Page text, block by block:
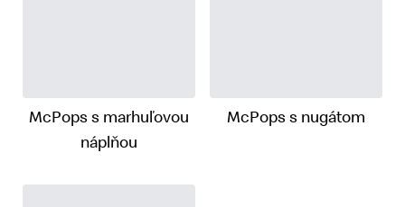
McPops s marhuľovou
náplňou
McPops s nugátom